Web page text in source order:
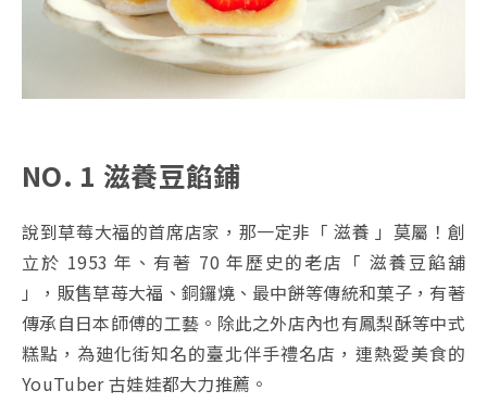
NO. 1 滋養豆餡鋪
說到草莓大福的首席店家，那一定非「 滋養 」莫屬！創
立於 1953 年、有著 70 年歷史的老店「 滋養豆餡舖
」，販售草苺大福、銅鑼燒、最中餅等傳統和菓子，有著
傳承自日本師傅的工藝。除此之外店內也有鳳梨酥等中式
糕點，為廸化街知名的臺北伴手禮名店，連熱愛美食的
YouTuber 古娃娃都大力推薦。